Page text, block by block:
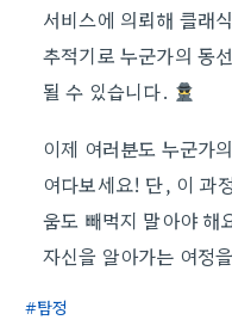
서비스에 의뢰해 클래
추적기로 누군가의 동
될 수 있습니다.
이제 여러분도 누군가
여다보세요! 단, 이 과
움도 빼먹지 말아야 해
자신을 알아가는 여정
탐정